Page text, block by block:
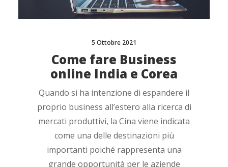
5 Ottobre 2021
Come fare Business
online India e Corea
Quando si ha intenzione di espandere il
proprio business all’estero alla ricerca di
mercati produttivi, la Cina viene indicata
come una delle destinazioni più
importanti poiché rappresenta una
grande opportunità per le aziende